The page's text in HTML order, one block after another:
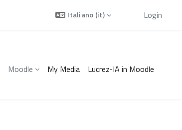
Italiano ‎(it)‎ Login
Moodle My Media Lucrez-IA in Moodle